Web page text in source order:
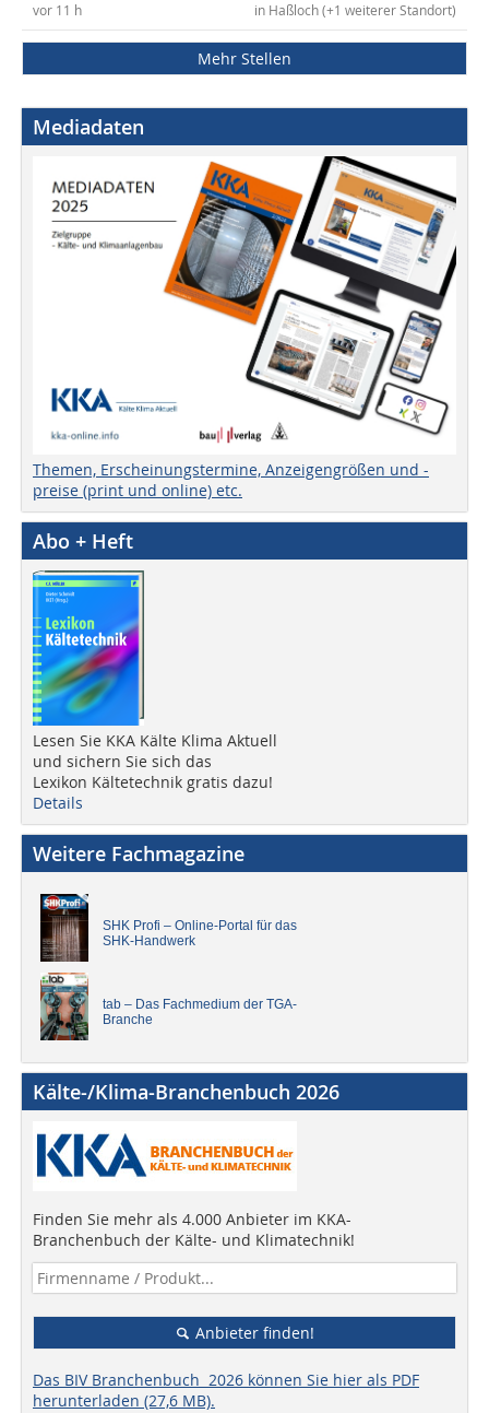
in Haßloch (+1 weiterer Standort)
vor 11 h
Mehr Stellen
Mediadaten
Themen, Erscheinungstermine, Anzeigengrößen und -
preise (print und online) etc.
Abo + Heft
Lesen Sie KKA Kälte Klima Aktuell
und sichern Sie sich das
Lexikon Kältetechnik gratis dazu!
Details
Weitere Fachmagazine
SHK Profi – Online-Portal für das
SHK-Handwerk
tab – Das Fachmedium der TGA-
Branche
Kälte-/Klima-Branchenbuch 2026
Finden Sie mehr als 4.000 Anbieter im KKA-
Branchenbuch der Kälte- und Klimatechnik!
Anbieter finden!
Das BIV Branchenbuch 2026 können Sie hier als PDF
herunterladen (27,6 MB).